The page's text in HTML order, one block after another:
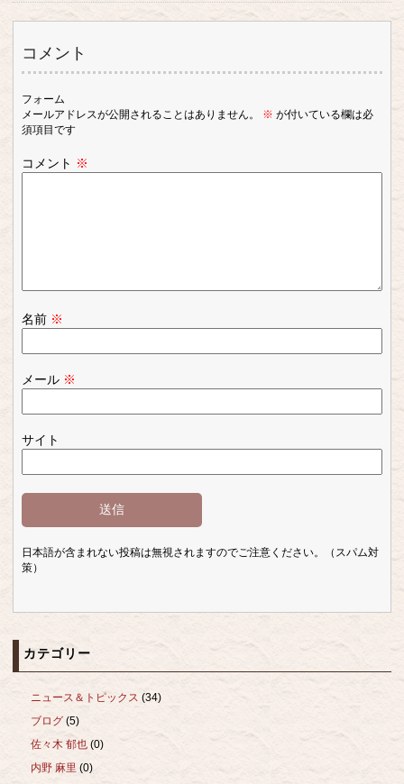
コメント
フォーム
メールアドレスが公開されることはありません。
※ が付いている欄は必
須項目です
コメント ※
名前 ※
メール ※
サイト
日本語が含まれない投稿は無視されますのでご注意ください。（スパム対
策）
カテゴリー
ニュース＆トピックス (34)
ブログ (5)
佐々木 郁也 (0)
内野 麻里 (0)